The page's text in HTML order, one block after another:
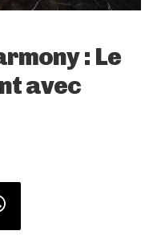
: Le
avec